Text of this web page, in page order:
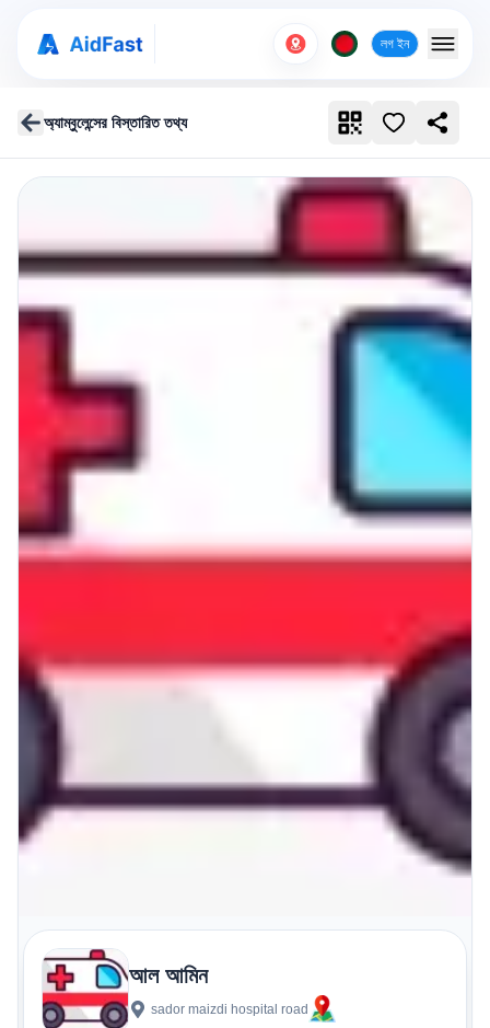
লগ ইন
অ্যাম্বুলেন্সের বিস্তারিত তথ্য
আল আমিন
sador maizdi hospital road